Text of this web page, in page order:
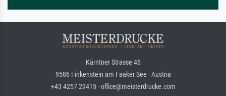
Kärntner Strasse 46
9586 Finkenstein am Faaker See · Austria
+43 4257 29415 · office@meisterdrucke.com